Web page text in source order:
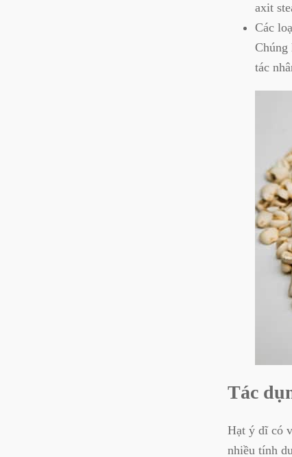
axit
Các
Chúng
tác
Tác
Hạt ý dĩ có
nhiều tính